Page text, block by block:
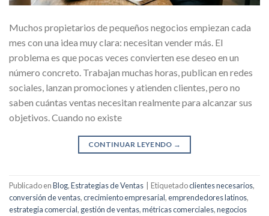
Muchos propietarios de pequeños negocios empiezan cada
mes con una idea muy clara: necesitan vender más. El
problema es que pocas veces convierten ese deseo en un
número concreto. Trabajan muchas horas, publican en redes
sociales, lanzan promociones y atienden clientes, pero no
saben cuántas ventas necesitan realmente para alcanzar sus
objetivos. Cuando no existe
CONTINUAR LEYENDO →
Publicado enBlog,Estrategias de Ventas Etiquetadoclientes necesarios,
conversión de ventas,crecimiento empresarial,emprendedores latinos,
estrategia comercial, gestión de ventas,métricas comerciales,negocios